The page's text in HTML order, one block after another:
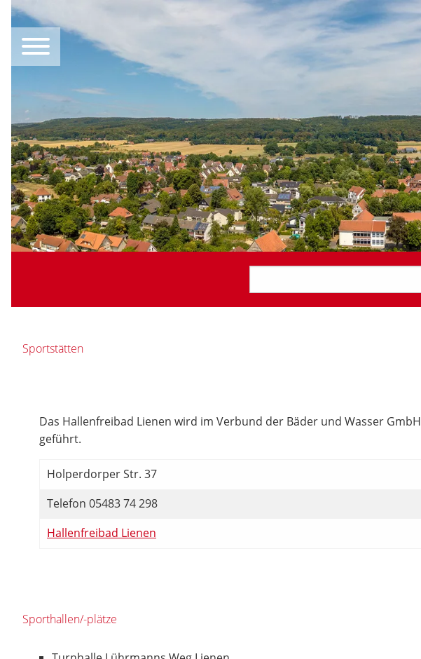
Sportstätten
Das Hallenfreibad Lienen wird im Verbund der Bäder und Wasser GmbH
geführt.
Holperdorper Str. 37
Telefon 05483 74 298
Hallenfreibad Lienen
Sporthallen/-plätze